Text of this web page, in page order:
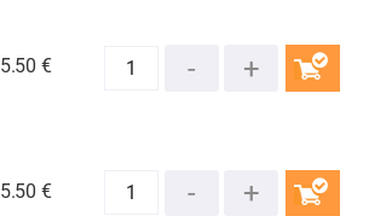
5.50 €
5.50 €